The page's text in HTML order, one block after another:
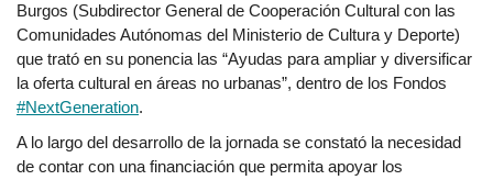
Burgos (Subdirector General de Cooperación Cultural con las
Comunidades Autónomas del Ministerio de Cultura y Deporte)
que trató en su ponencia las “Ayudas para ampliar y diversificar
la oferta cultural en áreas no urbanas”, dentro de los Fondos
#NextGeneration.
A lo largo del desarrollo de la jornada se constató la necesidad
de contar con una financiación que permita apoyar los